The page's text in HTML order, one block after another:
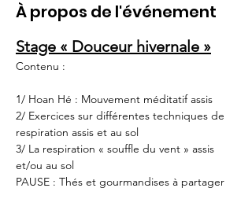
À propos de l'événement
Stage « Douceur hivernale »
Contenu :
1/ Hoan Hé : Mouvement méditatif assis
2/ Exercices sur différentes techniques de
respiration assis et au sol
3/ La respiration « souffle du vent » assis
et/ou au sol
PAUSE : Thés et gourmandises à partager